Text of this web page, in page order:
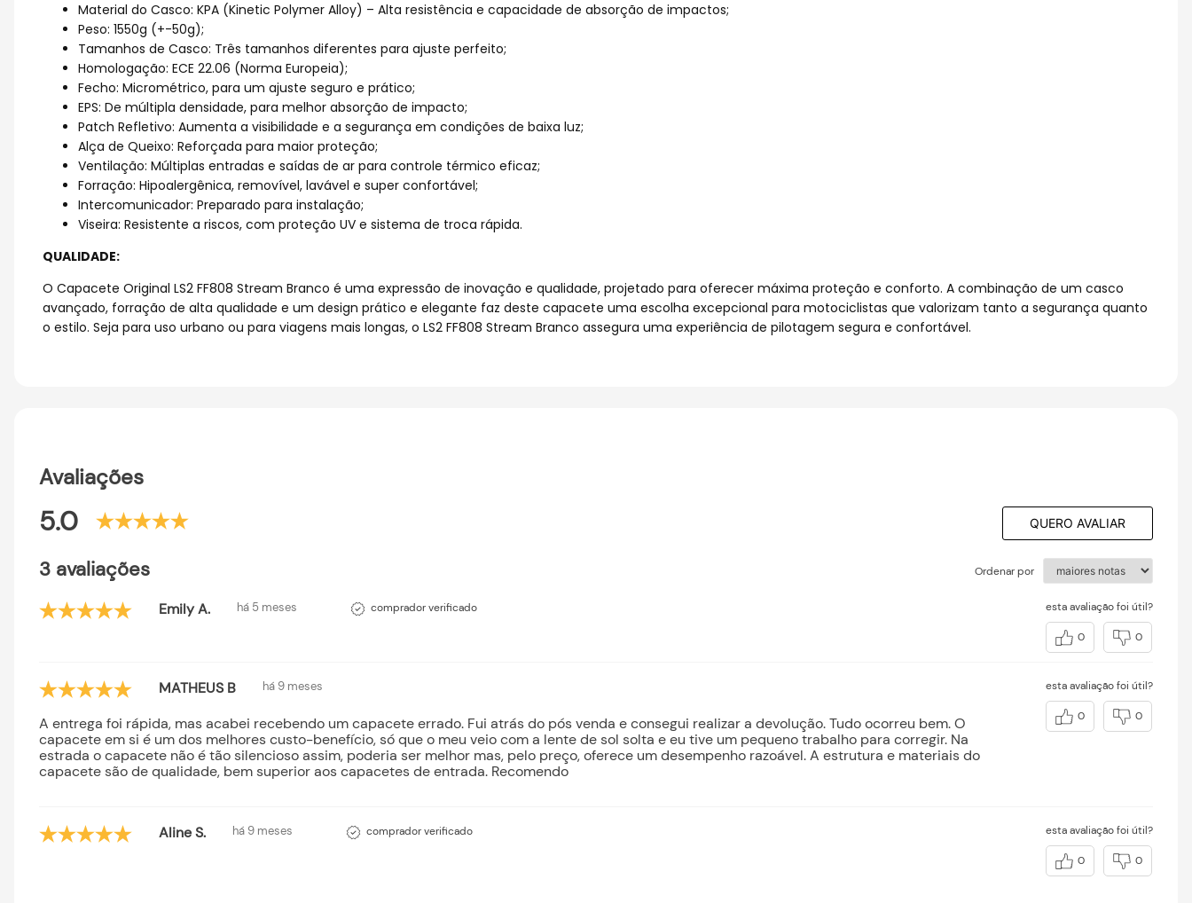
Material do Casco: KPA (Kinetic Polymer Alloy) – Alta resistência e capacidade de absorção de impactos;
Peso: 1550g (+-50g);
Tamanhos de Casco: Três tamanhos diferentes para ajuste perfeito;
Homologação: ECE 22.06 (Norma Europeia);
Fecho: Micrométrico, para um ajuste seguro e prático;
EPS: De múltipla densidade, para melhor absorção de impacto;
Patch Refletivo: Aumenta a visibilidade e a segurança em condições de baixa luz;
Alça de Queixo: Reforçada para maior proteção;
Ventilação: Múltiplas entradas e saídas de ar para controle térmico eficaz;
Forração: Hipoalergênica, removível, lavável e super confortável;
Intercomunicador: Preparado para instalação;
Viseira: Resistente a riscos, com proteção UV e sistema de troca rápida.
QUALIDADE:
O Capacete Original LS2 FF808 Stream Branco é uma expressão de inovação e qualidade, projetado para oferecer máxima proteção e conforto. A combinação de um casco
avançado, forração de alta qualidade e um design prático e elegante faz deste capacete uma escolha excepcional para motociclistas que valorizam tanto a segurança quanto
o estilo. Seja para uso urbano ou para viagens mais longas, o LS2 FF808 Stream Branco assegura uma experiência de pilotagem segura e confortável.
Avaliações
5.0 QUERO AVALIAR
3 avaliações Ordenar por
Emily A. há 5 meses comprador verificado esta avaliação foi útil?
0 0
MATHEUS B há 9 meses
A entrega foi rápida, mas acabei recebendo um capacete errado. Fui atrás do pós venda e consegui realizar a devolução. Tudo ocorreu bem. O
capacete em si é um dos melhores custo-benefício, só que o meu veio com a lente de sol solta e eu tive um pequeno trabalho para corregir. Na
estrada o capacete não é tão silencioso assim, poderia ser melhor mas, pelo preço, oferece um desempenho razoável. A estrutura e materiais do
capacete são de qualidade, bem superior aos capacetes de entrada. Recomendo
esta avaliação foi útil?
0 0
Aline S. há 9 meses comprador verificado esta avaliação foi útil?
0 0